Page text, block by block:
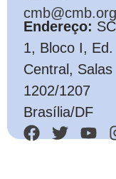
Endereço:
1, Bloco I, Ed.
Central, Salas
1202/1207
Brasília/DF